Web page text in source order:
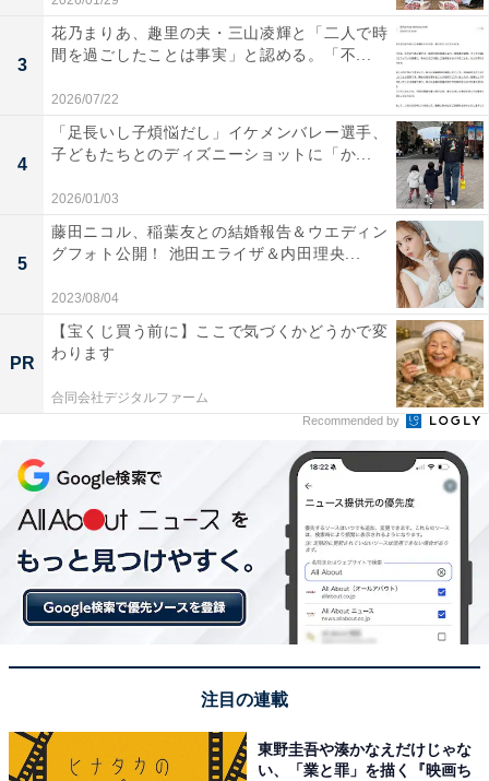
3
花乃まりあ、趣里の夫・三山凌輝と「二人で時
間を過ごしたことは事実」と認める。「不...
2026/07/22
4
「足長いし子煩悩だし」イケメンバレー選手、
子どもたちとのディズニーショットに「か...
2026/01/03
5
藤田ニコル、稲葉友との結婚報告＆ウエディン
グフォト公開！ 池田エライザ＆内田理央...
2023/08/04
PR
【宝くじ買う前に】ここで気づくかどうかで変
わります
合同会社デジタルファーム
Recommended by
注目の連載
東野圭吾や湊かなえだけじゃな
い、「業と罪」を描く『映画ち